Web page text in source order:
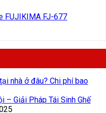
FUJIKIMA FJ-677
nhà ở đâu? Chi phí bao
– Giải Pháp Tái Sinh Ghế